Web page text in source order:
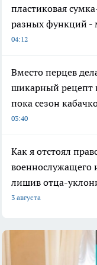
пластиковая
разных функций -
04:12
Вместо перцев
шикарный рецепт
пока сезон
03:40
Как я отстоял
лишив отца-
3 августа